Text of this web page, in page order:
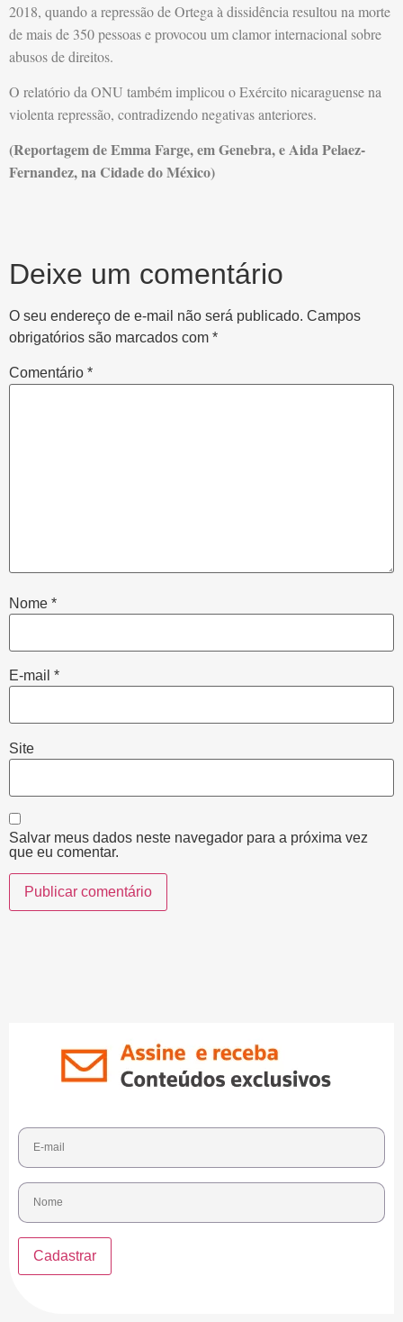
2018, quando a repressão de Ortega à dissidência resultou na morte
de mais de 350 pessoas e provocou um clamor internacional sobre
abusos de direitos.
O relatório da ONU também implicou o Exército nicaraguense na
violenta repressão, contradizendo negativas anteriores.
(Reportagem de Emma Farge, em Genebra, e Aida Pelaez-
Fernandez, na Cidade do México)
Deixe um comentário
O seu endereço de e-mail não será publicado. Campos
obrigatórios são marcados com *
Comentário *
Nome *
E-mail *
Site
Salvar meus dados neste navegador para a próxima vez
que eu comentar.